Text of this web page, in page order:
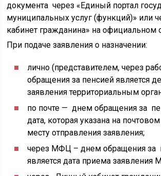
документа через «Единый портал
муниципальных услуг (функций)» или
кабинет гражданина» на официальном
При подаче заявления о назначении:
лично (представителем, через
обращения за пенсией является
заявления территориальным
по почте — днем обращения за
дата, которая указана на
месту отправления заявления;
через МФЦ – днем обращения за
является дата приема заявления